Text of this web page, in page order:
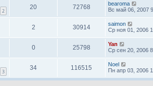
2
20 72768
bearoma
Вс май 06, 2007
2 30914
saimon
Ср ноя 01, 2006
0 25798
Yan
Ср сен 20, 2006
3
34 116515
Noel
Пн апр 03, 2006